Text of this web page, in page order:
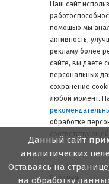
вид оклада
цинкование,
добавочное
(оснащение
определяют
Как
на
Оснащение
мансарды или
строения с
можно
Наш сайт
помощью мы
активность,
рекламу более
сайте, вы даете
персональных
сохранение
любой момент.
обработке
© 2006 — 2026.
Воронеж
Данный сайт
аналитических
Оставаясь на
на обработку